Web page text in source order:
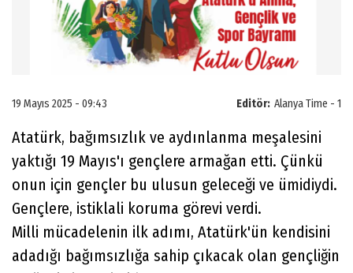
Editör: Alanya Time - 1
19 Mayıs 2025 - 09:43
Atatürk, bağımsızlık ve aydınlanma meşalesini
yaktığı 19 Mayıs'ı gençlere armağan etti. Çünkü
onun için gençler bu ulusun geleceği ve ümidiydi.
Gençlere, istiklali koruma görevi verdi.
Milli mücadelenin ilk adımı, Atatürk'ün kendisini
adadığı bağımsızlığa sahip çıkacak olan gençliğin